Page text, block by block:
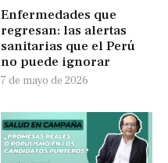
Enfermedades que
regresan: las alertas
sanitarias que el Perú
no puede ignorar
7 de mayo de 2026